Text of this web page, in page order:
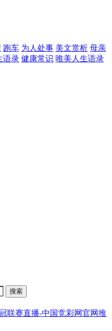
跑车 为人处事 美文赏析 母亲
语录 健康常识 唯美人生语录
联赛直播-中国竞彩网官网推